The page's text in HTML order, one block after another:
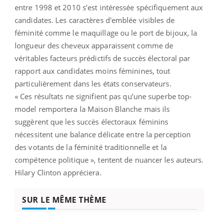
entre 1998 et 2010 s’est intéressée spécifiquement aux
candidates. Les caractères d'emblée visibles de
féminité comme le maquillage ou le port de bijoux, la
longueur des cheveux apparaissent comme de
véritables facteurs prédictifs de succès électoral par
rapport aux candidates moins féminines, tout
particulièrement dans les états conservateurs.
« Ces résultats ne signifient pas qu’une superbe top-
model remportera la Maison Blanche mais ils
suggèrent que les succès électoraux féminins
nécessitent une balance délicate entre la perception
des votants de la féminité traditionnelle et la
compétence politique », tentent de nuancer les auteurs.
Hilary Clinton appréciera.
SUR LE MÊME THÈME